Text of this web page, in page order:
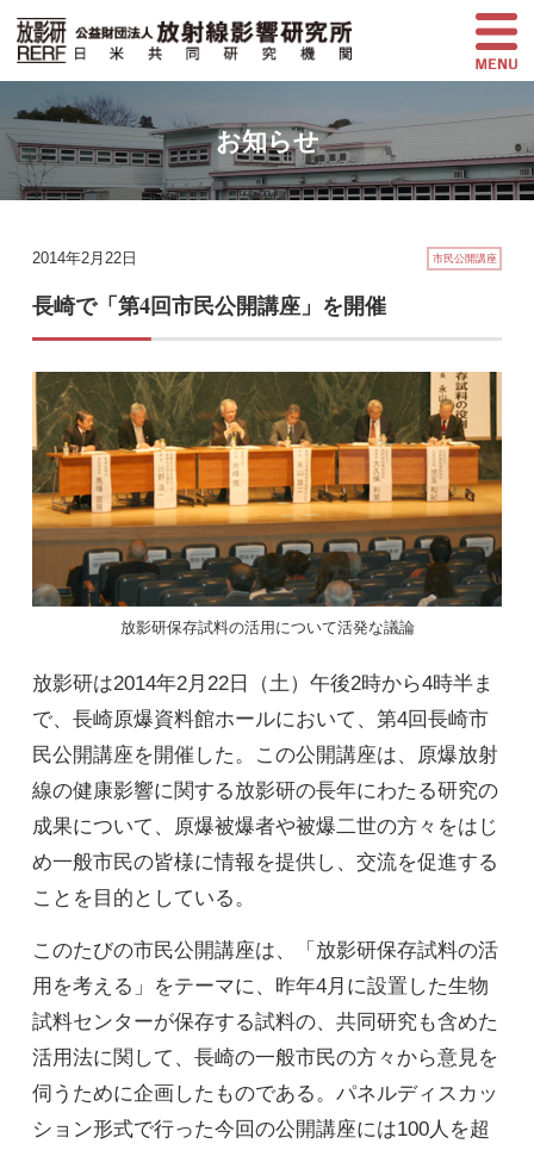
お知らせ
2014年2月22日 市民公開講座
長崎で「第4回市民公開講座」を開催
放影研保存試料の活用について活発な議論
放影研は2014年2月22日（土）午後2時から4時半ま
で、長崎原爆資料館ホールにおいて、第4回長崎市
民公開講座を開催した。この公開講座は、原爆放射
線の健康影響に関する放影研の長年にわたる研究の
成果について、原爆被爆者や被爆二世の方々をはじ
め一般市民の皆様に情報を提供し、交流を促進する
ことを目的としている。
このたびの市民公開講座は、「放影研保存試料の活
用を考える」をテーマに、昨年4月に設置した生物
試料センターが保存する試料の、共同研究も含めた
活用法に関して、長崎の一般市民の方々から意見を
伺うために企画したものである。パネルディスカッ
ション形式で行った今回の公開講座には100人を超